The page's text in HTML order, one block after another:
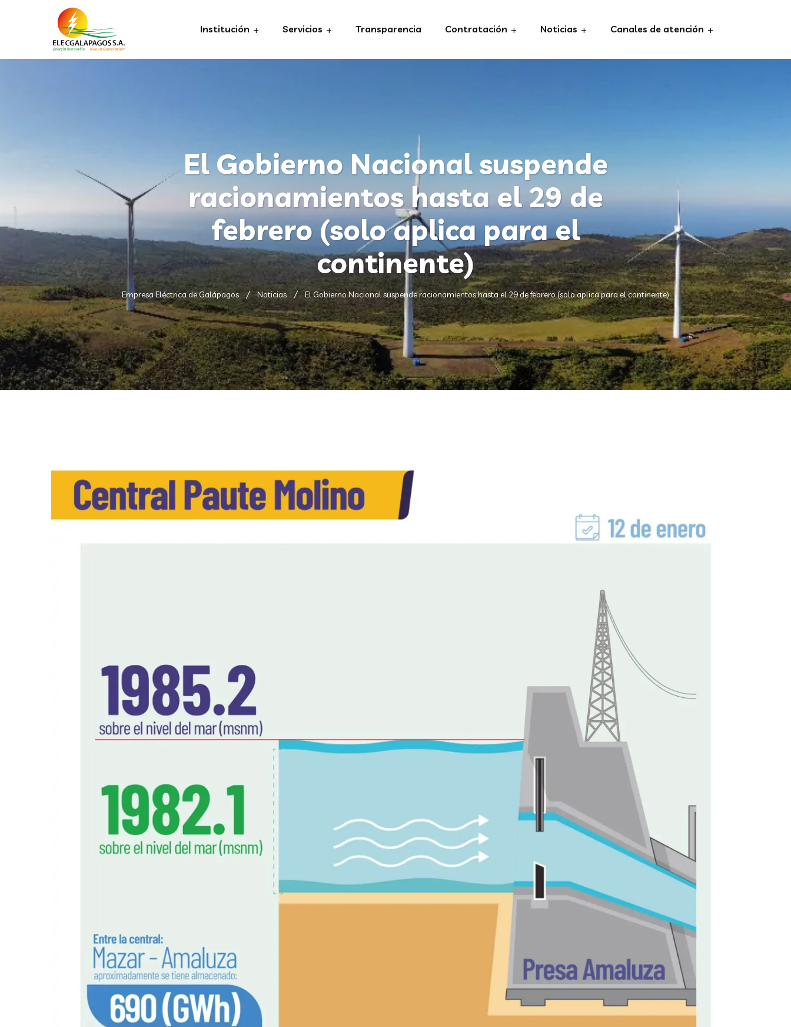
Institución Servicios Transparencia Contratación Noticias Canales de atención
El Gobierno Nacional suspende
racionamientos hasta el 29 de
febrero (solo aplica para el
continente)
Empresa Eléctrica de Galápagos Noticias El Gobierno Nacional suspende racionamientos hasta el 29 de febrero (solo aplica para el continente)